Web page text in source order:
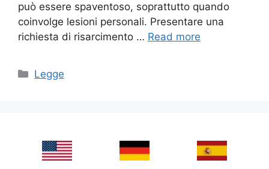
può essere spaventoso, soprattutto quando
coinvolge lesioni personali. Presentare una
richiesta di risarcimento … Read more
Categories
Legge